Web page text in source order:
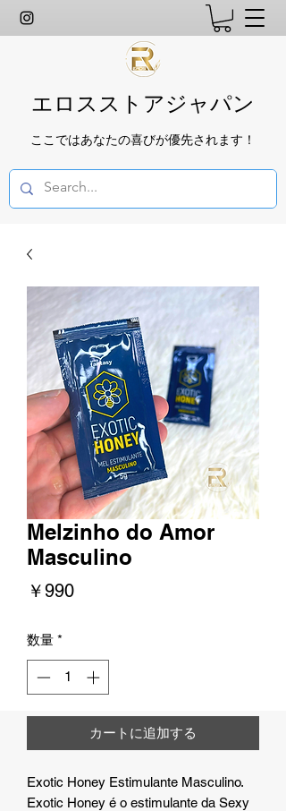
エロスストアジャパン
ここではあなたの喜びが優先されます！
Melzinho do Amor
Masculino
￥990価
数量 *
カートに追加する
Exotic Honey Estimulante Masculino.
Exotic Honey é o estimulante da Sexy